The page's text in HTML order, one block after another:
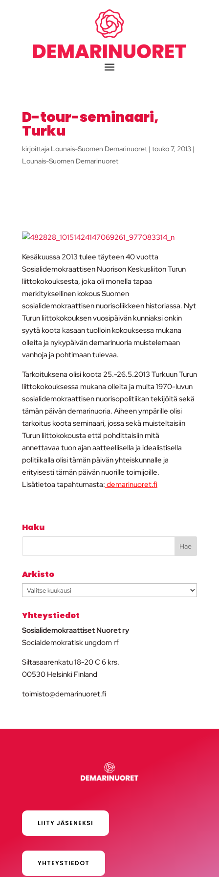
D-tour-seminaari,
Turku
kirjoittaja Lounais-Suomen Demarinuoret| touko 7, 2013|
Lounais-Suomen Demarinuoret
Kesäkuussa 2013 tulee täyteen 40 vuotta
Sosialidemokraattisen Nuorison Keskusliiton Turun
liittokokouksesta, joka oli monella tapaa
merkityksellinen kokous Suomen
sosialidemokraattisen nuorisoliikkeen historiassa. Nyt
Turun liittokokouksen vuosipäivän kunniaksi onkin
syytä koota kasaan tuolloin kokouksessa mukana
olleita ja nykypäivän demarinuoria muistelemaan
vanhoja ja pohtimaan tulevaa.
Tarkoituksena olisi koota 25.-26.5.2013 Turkuun Turun
liittokokouksessa mukana olleita ja muita 1970-luvun
sosialidemokraattisen nuorisopolitiikan tekijöitä sekä
tämän päivän demarinuoria. Aiheen ympärille olisi
tarkoitus koota seminaari, jossa sekä muisteltaisiin
Turun liittokokousta että pohdittaisiin mitä
annettavaa tuon ajan aatteellisella ja idealistisella
politiikalla olisi tämän päivän yhteiskunnalle ja
erityisesti tämän päivän nuorille toimijoille.
Lisätietoa tapahtumasta: demarinuoret.fi
Haku
Arkisto
Arkisto
Yhteystiedot
Sosialidemokraattiset Nuoret ry
Socialdemokratisk ungdom rf
Siltasaarenkatu 18-20 C 6 krs.
00530 Helsinki Finland
toimisto@demarinuoret.fi
LIITY JÄSENEKSI
YHTEYSTIEDOT